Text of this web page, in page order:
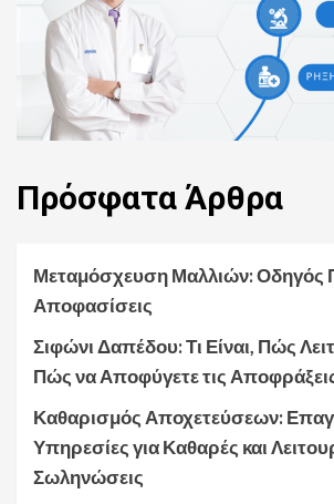
Πρόσφατα Άρθρα
Μεταμόσχευση Μαλλιών: Οδηγός
Αποφασίσεις
Σιφώνι Δαπέδου: Τι Είναι, Πώς
Πώς να Αποφύγετε τις
Καθαρισμός Αποχετεύσεων:
Υπηρεσίες για Καθαρές και
Σωληνώσεις